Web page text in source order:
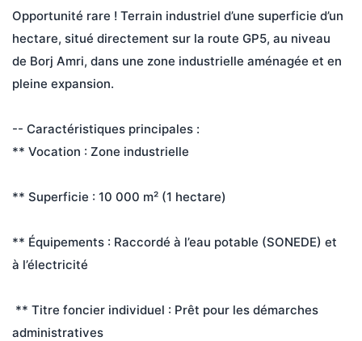
Opportunité rare ! Terrain industriel d’une superficie d’un
hectare, situé directement sur la route GP5, au niveau
de Borj Amri, dans une zone industrielle aménagée et en
pleine expansion.
-- Caractéristiques principales :
** Vocation : Zone industrielle
** Superficie : 10 000 m² (1 hectare)
** Équipements : Raccordé à l’eau potable (SONEDE) et
à l’électricité
** Titre foncier individuel : Prêt pour les démarches
administratives